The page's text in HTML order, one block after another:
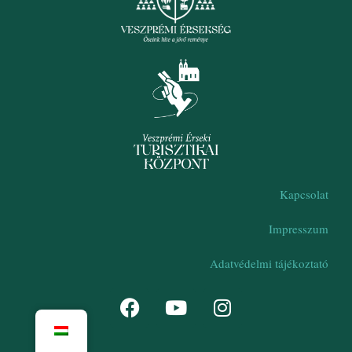
Kapcsolat
Impresszum
Adatvédelmi tájékoztató